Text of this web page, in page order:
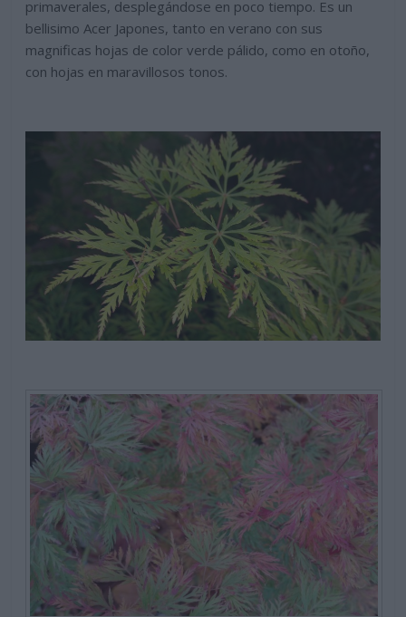
primaverales, desplegándose en poco tiempo. Es un
bellisimo Acer Japones, tanto en verano con sus
magnificas hojas de color verde pálido, como en otoño,
con hojas en maravillosos tonos.